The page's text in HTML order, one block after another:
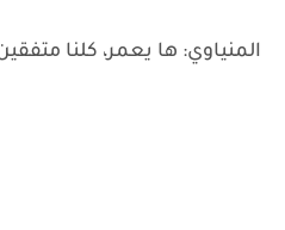
المنياوي: ها يعمر، كلنا